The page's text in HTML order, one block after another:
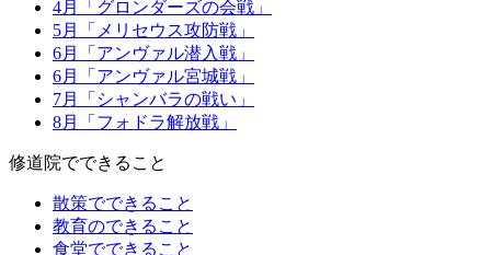
4月「グロンダーズの会戦」
5月「メリセウス攻防戦」
6月「アンヴァル潜入戦」
6月「アンヴァル宮城戦」
7月「シャンバラの戦い」
8月「フォドラ解放戦」
修道院でできること
散策でできること
教育のできること
食堂でできること